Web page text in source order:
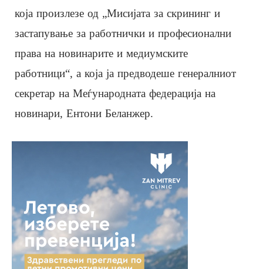
која произлезе од „Мисијата за скрининг и
застапување за работнички и професионални
права на новинарите и медиумските
работници“, а која ја предводеше генералниот
секретар на Меѓународната федерација на
новинари, Ентони Беланжер.